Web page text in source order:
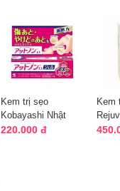
Kem trị sẹo
Kobayashi Nhật
Bản 15g - Trị sẹo
220.000 đ
Kem